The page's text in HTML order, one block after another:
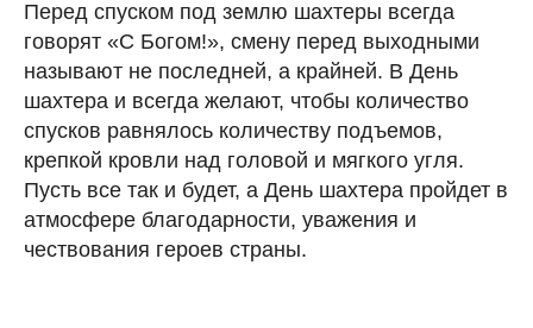
Перед спуском под землю шахтеры всегда
говорят «С Богом!», смену перед выходными
называют не последней, а крайней. В День
шахтера и всегда желают, чтобы количество
спусков равнялось количеству подъемов,
крепкой кровли над головой и мягкого угля.
Пусть все так и будет, а День шахтера пройдет в
атмосфере благодарности, уважения и
чествования героев страны.